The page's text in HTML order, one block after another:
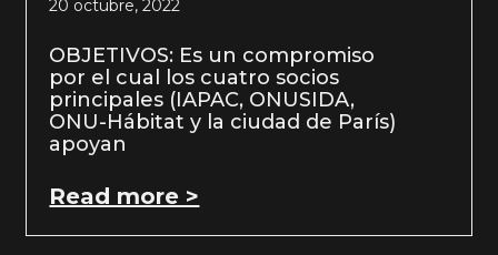
20 octubre, 2022
OBJETIVOS: Es un compromiso
por el cual los cuatro socios
principales (IAPAC, ONUSIDA,
ONU-Hábitat y la ciudad de París)
apoyan
Read more >